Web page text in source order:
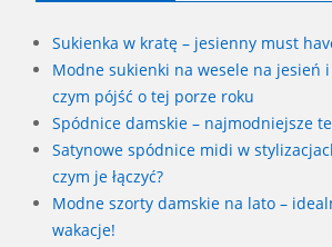
Sukienka w kratę – jesienny must
Modne sukienki na wesele na jesień
czym pójść o tej porze roku
Spódnice damskie – najmodniejsze
Satynowe spódnice midi w
czym je łączyć?
Modne szorty damskie na lato –
wakacje!